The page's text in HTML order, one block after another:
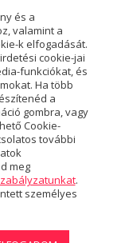
és a
valamint a
k elfogadását.
cookie-jai
funkciókat, és
Ha több
a
gombra, vagy
Cookie-
további
meg
.
személyes